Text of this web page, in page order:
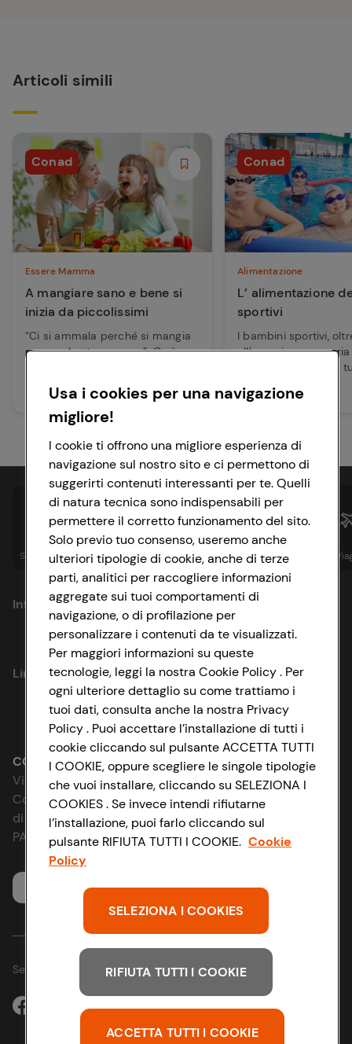
Articoli simili
Conad
Essere Mamma
A mangiare sano e bene si
inizia da piccolissimi
“Ci si ammala perché si mangia
sempre la stessa cosa”. Così
Leggi articolo
Conad
Alimentazione
L’ alimentazione
sportivi
I bambini sportivi,
all’energia
crescere e svolgere
Leggi articolo
Spesa online Assicurazioni Sapori& Istituzionale
Informazioni
Privacy Policy
Cookie Policy
Impostazioni Cookie
Accessibilità
D&I e Parità di Genere
Strategia Fiscale
Link utili
Lavora con noi
Le cooperative
News & Approfondimenti
Richiami prodotto
Whistleblowing
CONAD SOCIETÀ COOPERATIVA
Via Michelino, 59 | 40127 BOLOGNA
Codice Fiscale e Registro Imprese
di Bologna 00865960157
PARTITA IVA 03320960374
Servizio clienti
Seguici sui Social:
Usa i cookies per una navigazione
migliore!
I cookie ti offrono una migliore esperienza di
navigazione sul nostro sito e ci permettono di
suggerirti contenuti interessanti per te. Quelli
di natura tecnica sono indispensabili per
permettere il corretto funzionamento del sito.
Solo previo tuo consenso, useremo anche
ulteriori tipologie di cookie, anche di terze
parti, analitici per raccogliere informazioni
aggregate sui tuoi comportamenti di
navigazione, o di profilazione per
personalizzare i contenuti da te visualizzati.
Per maggiori informazioni su queste
tecnologie, leggi la nostra Cookie Policy . Per
ogni ulteriore dettaglio su come trattiamo i
tuoi dati, consulta anche la nostra Privacy
Policy . Puoi accettare l’installazione di tutti i
cookie cliccando sul pulsante ACCETTA TUTTI
I COOKIE, oppure scegliere le singole tipologie
che vuoi installare, cliccando su SELEZIONA I
COOKIES . Se invece intendi rifiutarne
l’installazione, puoi farlo cliccando sul
pulsante RIFIUTA TUTTI I COOKIE. Cookie
Policy
SELEZIONA I COOKIES
RIFIUTA TUTTI I COOKIE
ACCETTA TUTTI I COOKIE